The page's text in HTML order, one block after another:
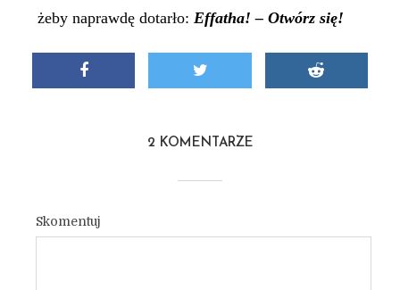
żeby naprawdę dotarło: Effatha! – Otwórz się!
2 KOMENTARZE
Skomentuj